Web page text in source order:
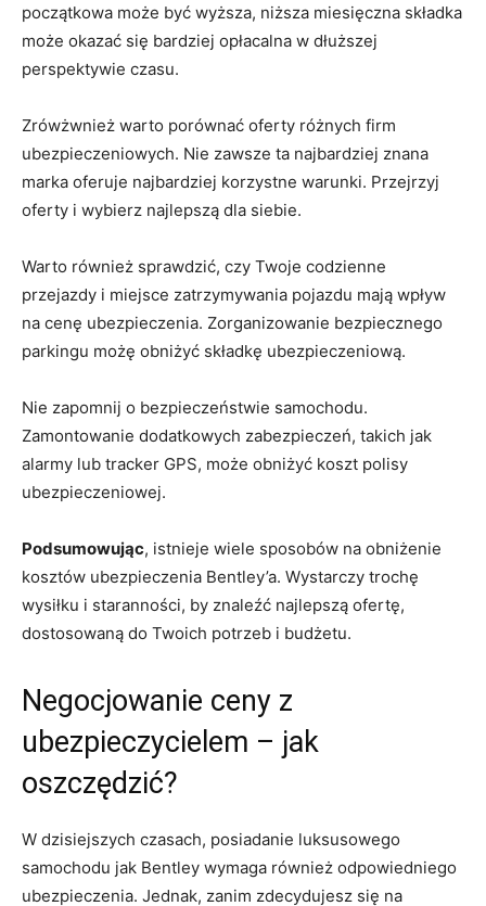
początkowa może być wyższa, niższa miesięczna składka‍
może ⁤okazać się bardziej opłacalna w ‌dłuższej
perspektywie czasu.
Zrówżwnież warto porównać⁤ oferty różnych firm⁣
ubezpieczeniowych. Nie zawsze ta najbardziej⁢ znana
marka⁢ oferuje najbardziej korzystne warunki. Przejrzyj
⁢oferty i ⁤wybierz⁢ najlepszą ‍dla siebie.
Warto również sprawdzić, czy Twoje codzienne
przejazdy i miejsce zatrzymywania ⁤pojazdu mają wpływ
na ⁤cenę ubezpieczenia. ⁢Zorganizowanie bezpiecznego
parkingu​ możę obniżyć składkę‍ ubezpieczeniową.
Nie zapomnij o bezpieczeństwie samochodu.
Zamontowanie dodatkowych zabezpieczeń, takich jak
alarmy lub tracker GPS,⁢ może obniżyć koszt polisy
ubezpieczeniowej.
Podsumowując, istnieje wiele ‍sposobów na ‍obniżenie
⁣kosztów ​ubezpieczenia Bentley’a.⁣ Wystarczy trochę‌
wysiłku i staranności, by znaleźć najlepszą ​ofertę,
dostosowaną do Twoich potrzeb i ⁣budżetu.
Negocjowanie ceny z​
ubezpieczycielem – jak
oszczędzić?
W dzisiejszych czasach, posiadanie luksusowego
samochodu jak ⁤Bentley wymaga⁢ również odpowiedniego
ubezpieczenia. Jednak,‌ zanim zdecydujesz⁢ się na